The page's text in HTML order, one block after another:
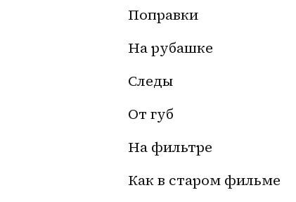
Поправки
На рубашке
Следы
От губ
На фильтре
Как в старом фильме